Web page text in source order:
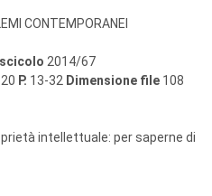
CONTEMPORANEI
2014/67
20 P. 13-32 Dimensione file 108
intellettuale: per saperne di